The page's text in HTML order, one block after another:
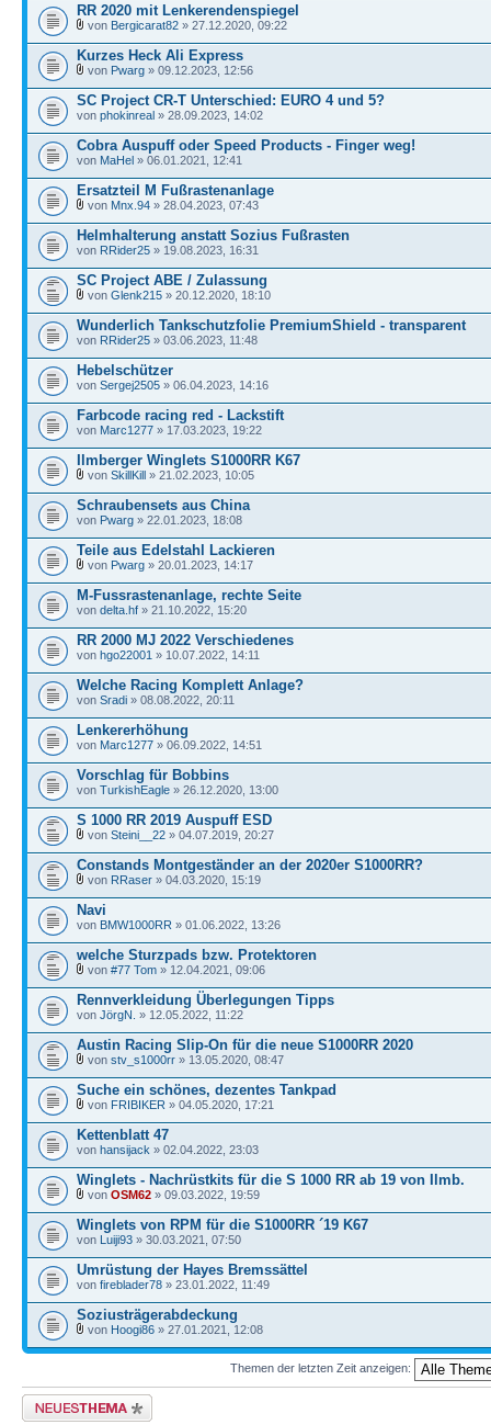
RR 2020 mit Lenkerendenspiegel
von Bergicarat82 » 27.12.2020, 09:22
Kurzes Heck Ali Express
von Pwarg » 09.12.2023, 12:56
SC Project CR-T Unterschied: EURO 4 und 5?
von phokinreal » 28.09.2023, 14:02
Cobra Auspuff oder Speed Products - Finger weg!
von MaHel » 06.01.2021, 12:41
Ersatzteil M Fußrastenanlage
von Mnx.94 » 28.04.2023, 07:43
Helmhalterung anstatt Sozius Fußrasten
von RRider25 » 19.08.2023, 16:31
SC Project ABE / Zulassung
von Glenk215 » 20.12.2020, 18:10
Wunderlich Tankschutzfolie PremiumShield - transparent
von RRider25 » 03.06.2023, 11:48
Hebelschützer
von Sergej2505 » 06.04.2023, 14:16
Farbcode racing red - Lackstift
von Marc1277 » 17.03.2023, 19:22
Ilmberger Winglets S1000RR K67
von SkillKill » 21.02.2023, 10:05
Schraubensets aus China
von Pwarg » 22.01.2023, 18:08
Teile aus Edelstahl Lackieren
von Pwarg » 20.01.2023, 14:17
M-Fussrastenanlage, rechte Seite
von delta.hf » 21.10.2022, 15:20
RR 2000 MJ 2022 Verschiedenes
von hgo22001 » 10.07.2022, 14:11
Welche Racing Komplett Anlage?
von Sradi » 08.08.2022, 20:11
Lenkererhöhung
von Marc1277 » 06.09.2022, 14:51
Vorschlag für Bobbins
von TurkishEagle » 26.12.2020, 13:00
S 1000 RR 2019 Auspuff ESD
von Steini__22 » 04.07.2019, 20:27
Constands Montgeständer an der 2020er S1000RR?
von RRaser » 04.03.2020, 15:19
Navi
von BMW1000RR » 01.06.2022, 13:26
welche Sturzpads bzw. Protektoren
von #77 Tom » 12.04.2021, 09:06
Rennverkleidung Überlegungen Tipps
von JörgN. » 12.05.2022, 11:22
Austin Racing Slip-On für die neue S1000RR 2020
von stv_s1000rr » 13.05.2020, 08:47
Suche ein schönes, dezentes Tankpad
von FRIBIKER » 04.05.2020, 17:21
Kettenblatt 47
von hansijack » 02.04.2022, 23:03
Winglets - Nachrüstkits für die S 1000 RR ab 19 von Ilmb.
von OSM62 » 09.03.2022, 19:59
Winglets von RPM für die S1000RR ´19 K67
von Luiji93 » 30.03.2021, 07:50
Umrüstung der Hayes Bremssättel
von fireblader78 » 23.01.2022, 11:49
Soziusträgerabdeckung
von Hoogi86 » 27.01.2021, 12:08
Themen der letzten Zeit anzeigen:
Neues Thema erstellen